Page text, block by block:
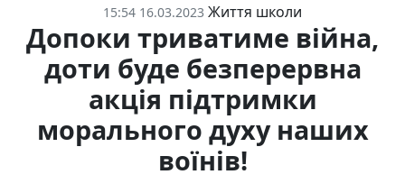
15:54 16.03.2023 Життя школи
Допоки триватиме війна,
доти буде безперервна
акція підтримки
морального духу наших
воїнів!